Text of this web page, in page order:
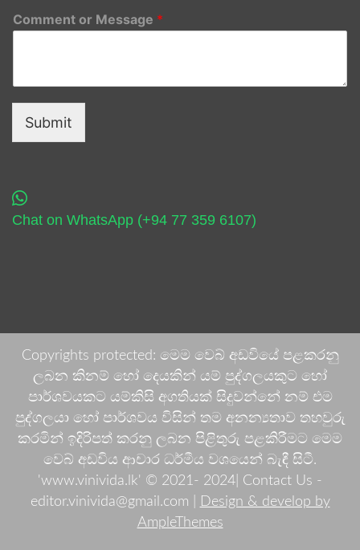
Comment or Message *
Submit
Chat on WhatsApp (+94 77 359 6107)
Copyrights protected: මෙම වෙබ් අඩවියේ පළකරනු
ලබන කිනම් හෝ දෙයකින් යම් පුද්ගලයකුට හෝ
පාර්ශවයකට යම්කිසි අගතියක් සිදුවන්නේ නම් එම
පුද්ගලයා හෝ පාර්ශවය විසින් තම අනන්‍යතාව තහවුරු
කරමින් ඉදිරිපත් කරනු ලබන පිළිතුරු පළකිරීමට මෙම
වෙබ් අඩවිය ආචාර ධර්මීය වශයෙන් බැඳී සිටී.
'www.vinivida.lk' © 2021- 2024| Contact Us -
editor.vinivida@gmail.com |
Design & develop by
AmpleThemes